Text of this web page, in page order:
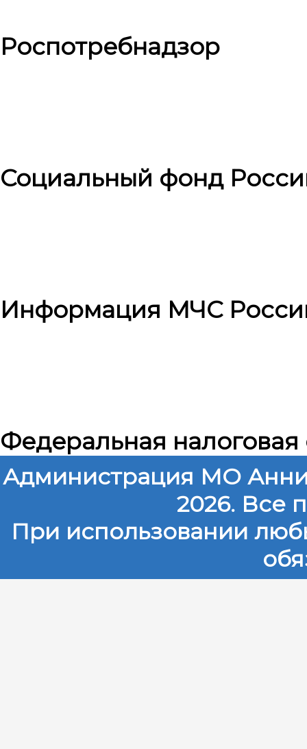
Роспотребнадзор
Социальный фонд
Информация МЧС
Федеральная налоговая
Администрация МО
2026. Все
При использовании